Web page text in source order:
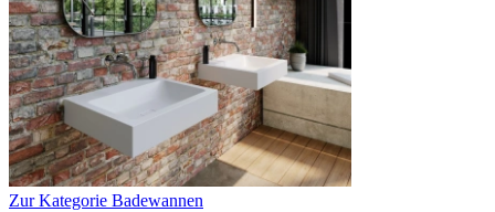
Zur Kategorie Badewannen